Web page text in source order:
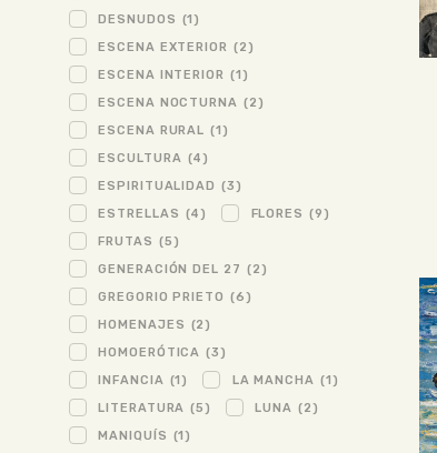
DESNUDOS (1)
ESCENA EXTERIOR (2)
ESCENA INTERIOR (1)
ESCENA NOCTURNA (2)
ESCENA RURAL (1)
ESCULTURA (4)
ESPIRITUALIDAD (3)
ESTRELLAS (4) FLORES (9)
FRUTAS (5)
GENERACIÓN DEL 27 (2)
GREGORIO PRIETO (6)
HOMENAJES (2)
HOMOERÓTICA (3)
INFANCIA (1) LA MANCHA (1)
LITERATURA (5) LUNA (2)
MANIQUÍS (1)